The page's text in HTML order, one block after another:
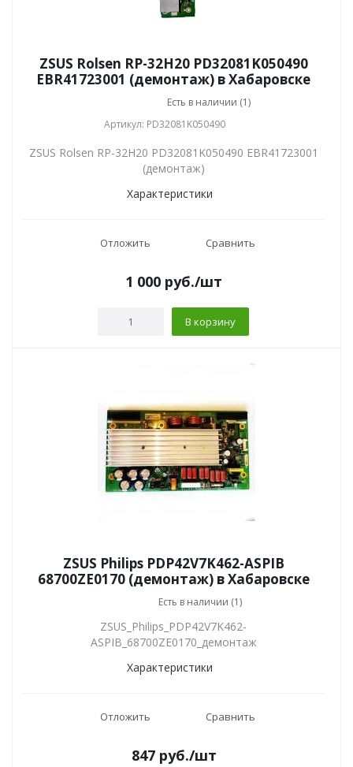
ZSUS Rolsen RP-32H20 PD32081K050490
EBR41723001 (демонтаж) в Хабаровске
Есть в наличии (1)
Артикул: PD32081K050490
ZSUS Rolsen RP-32H20 PD32081K050490 EBR41723001
(демонтаж)
Характеристики
Отложить Сравнить
1 000 руб./шт
В корзину
ZSUS Philips PDP42V7K462-ASPIB
68700ZE0170 (демонтаж) в Хабаровске
Есть в наличии (1)
ZSUS_Philips_PDP42V7K462-
ASPIB_68700ZE0170_демонтаж
Характеристики
Отложить Сравнить
847руб./шт